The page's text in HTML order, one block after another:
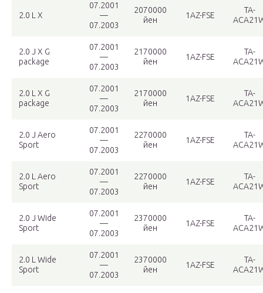
2.0 L X
07.2001
—
07.2003
2070000
йен
1AZ-FSE
TA-
2.0 J X G
package
07.2001
—
07.2003
2170000
йен
1AZ-FSE
TA-
2.0 L X G
package
07.2001
—
07.2003
2170000
йен
1AZ-FSE
TA-
2.0 J Aero
Sport
07.2001
—
07.2003
2270000
йен
1AZ-FSE
TA-
2.0 L Aero
Sport
07.2001
—
07.2003
2270000
йен
1AZ-FSE
TA-
2.0 J Wide
Sport
07.2001
—
07.2003
2370000
йен
1AZ-FSE
TA-
2.0 L Wide
Sport
07.2001
—
07.2003
2370000
йен
1AZ-FSE
TA-